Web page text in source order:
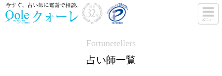
Fortunetellers
占い師一覧